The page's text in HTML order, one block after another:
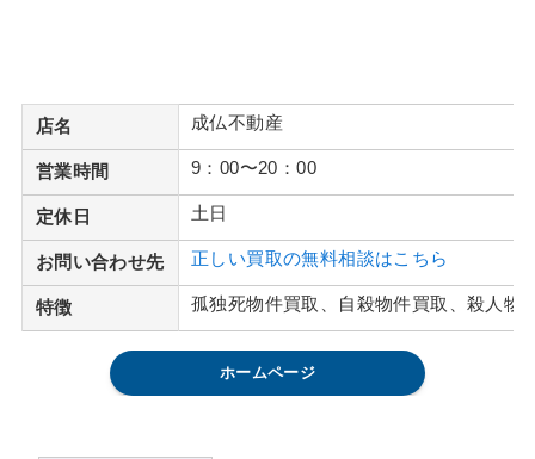
店名 成仏不動産
営業時間 9：00〜20：00
定休日 土日
お問い合わせ先 正しい買取の無料相談はこちら
特徴 孤独死物件買取、自殺物件買取、殺人物
ホームページ